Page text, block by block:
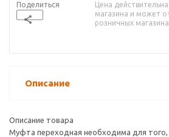
Поделиться
Цена
магазина и может
розничных
Описание
Описание товара
Муфта переходная необходима для того,